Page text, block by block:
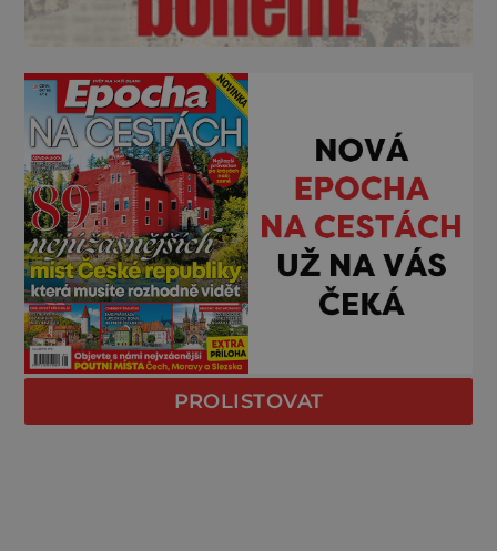
PROLISTOVAT